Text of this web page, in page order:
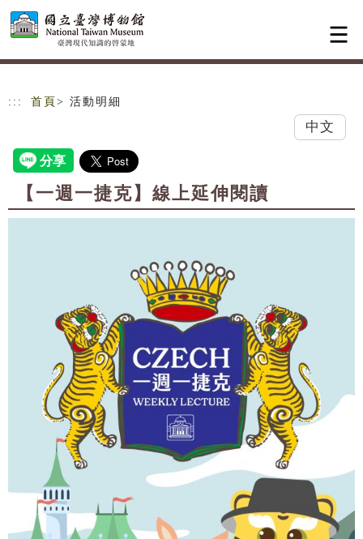
跳到主要內容
網站導覽
::: 首頁 > 活動明細
中文
【一週一捷克】線上延伸閱讀